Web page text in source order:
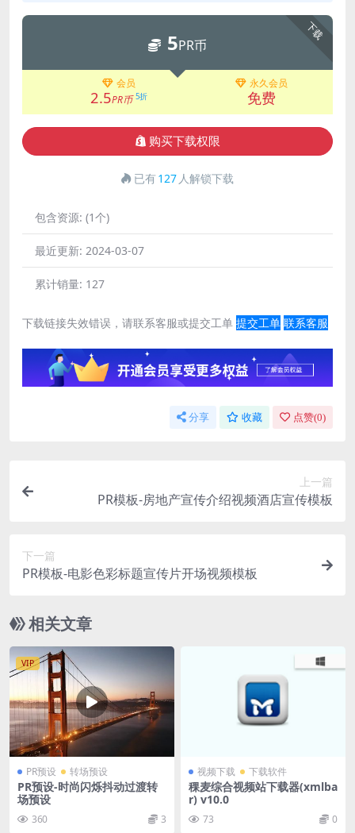
下载
5PR币
会员
2.5PR币 5折
永久会员
免费
购买下载权限
已有127 人解锁下载
包含资源: (1个)
最近更新: 2024-03-07
累计销量: 127
下载链接失效错误，请联系客服或提交工单 提交工单 联系客服
分享 收藏 点赞(0)
上一篇
PR模板-房地产宣传介绍视频酒店宣传模板
下一篇
PR模板-电影色彩标题宣传片开场视频模板
相关文章
VIP
PR预设 转场预设
PR预设-时尚闪烁抖动过渡转
场预设
360 3
视频下载 下载软件
稞麦综合视频站下载器(xmlba
r) v10.0
73 0